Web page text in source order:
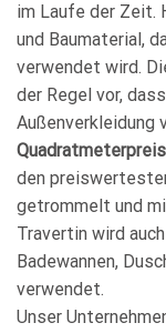
im Laufe der Zeit.
und Baumaterial,
verwendet wird.
der Regel vor,
Außenverkleidung
den
getrommelt und
Travertin wird
Badewannen,
verwendet.
Unser